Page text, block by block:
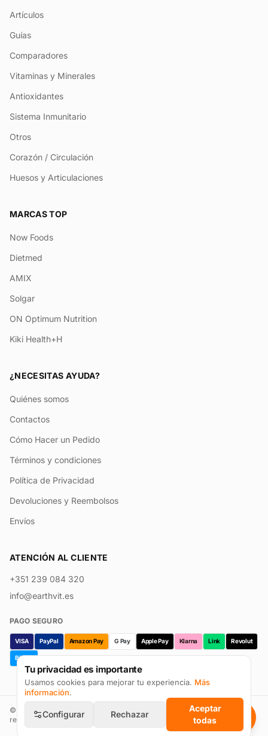
Tu privacidad es importante
Usamos cookies para mejorar tu experiencia. Más
información.
Configurar Rechazar
Aceptar
todas
Artículos
Guías
Comparadores
Vitaminas y Minerales
Antioxidantes
Sistema Inmunitario
Otros
Corazón / Circulación
Huesos y Articulaciones
MARCAS TOP
Now Foods
Dietmed
AMIX
Solgar
ON Optimum Nutrition
Kiki Health+H
¿NECESITAS AYUDA?
Quiénes somos
Contactos
Cómo Hacer un Pedido
Términos y condiciones
Política de Privacidad
Devoluciones y Reembolsos
Envíos
ATENCIÓN AL CLIENTE
+351 239 084 320
info@earthvit.es
PAGO SEGURO
VISA PayPal Amazon Pay G Pay Apple Pay Klarna Link Revolut
Bizum
© 2026Earthvit · Prevpharma Unipessoal Lda. Todos los derechos
reservados.
Configurar cookies
Reseñas en Trustpilot